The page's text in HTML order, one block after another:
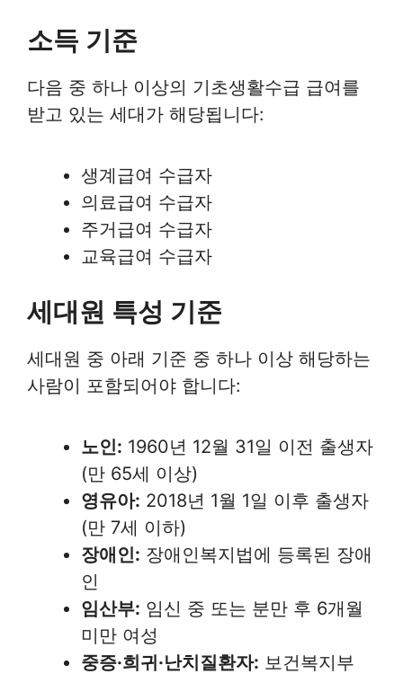
소득 기준
다음 중 하나 이상의 기초생활수급 급여를
받고 있는 세대가 해당됩니다:
생계급여 수급자
의료급여 수급자
주거급여 수급자
교육급여 수급자
세대원 특성 기준
세대원 중 아래 기준 중 하나 이상 해당하는
사람이 포함되어야 합니다:
노인: 1960년 12월 31일 이전 출생자
(만 65세 이상)
영유아: 2018년 1월 1일 이후 출생자
(만 7세 이하)
장애인: 장애인복지법에 등록된 장애
인
임산부: 임신 중 또는 분만 후 6개월
미만 여성
중증·희귀·난치질환자: 보건복지부